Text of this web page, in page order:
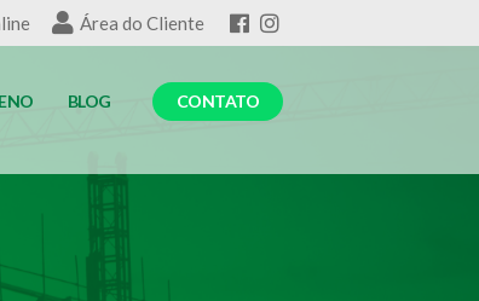
Área do Cliente
BLOG CONTATO